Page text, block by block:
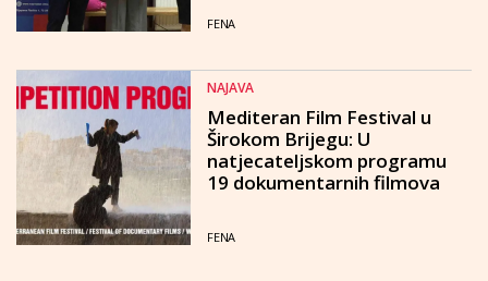
FENA
NAJAVA
Mediteran Film Festival u
Širokom Brijegu: U
natjecateljskom programu
19 dokumentarnih filmova
FENA